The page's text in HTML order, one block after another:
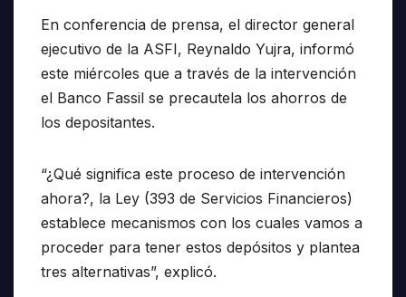
En conferencia de prensa, el director general
ejecutivo de la ASFI, Reynaldo Yujra, informó
este miércoles que a través de la intervención
el Banco Fassil se precautela los ahorros de
los depositantes.
“¿Qué significa este proceso de intervención
ahora?, la Ley (393 de Servicios Financieros)
establece mecanismos con los cuales vamos a
proceder para tener estos depósitos y plantea
tres alternativas”, explicó.